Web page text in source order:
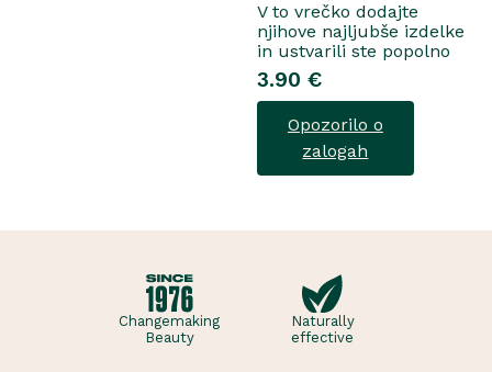
V to vrečko dodajte
njihove najljubše izdelke
in ustvarili ste popolno
darilo...
3.90 €
Opozorilo o
zalogah
Changemaking
Beauty
Naturally
effective